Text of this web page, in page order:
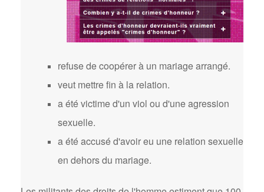
refuse de coopérer à un mariage arrangé.
veut mettre fin à la relation.
a été victime d'un viol ou d'une agression
sexuelle.
a été accusé d'avoir eu une relation sexuelle
en dehors du mariage.